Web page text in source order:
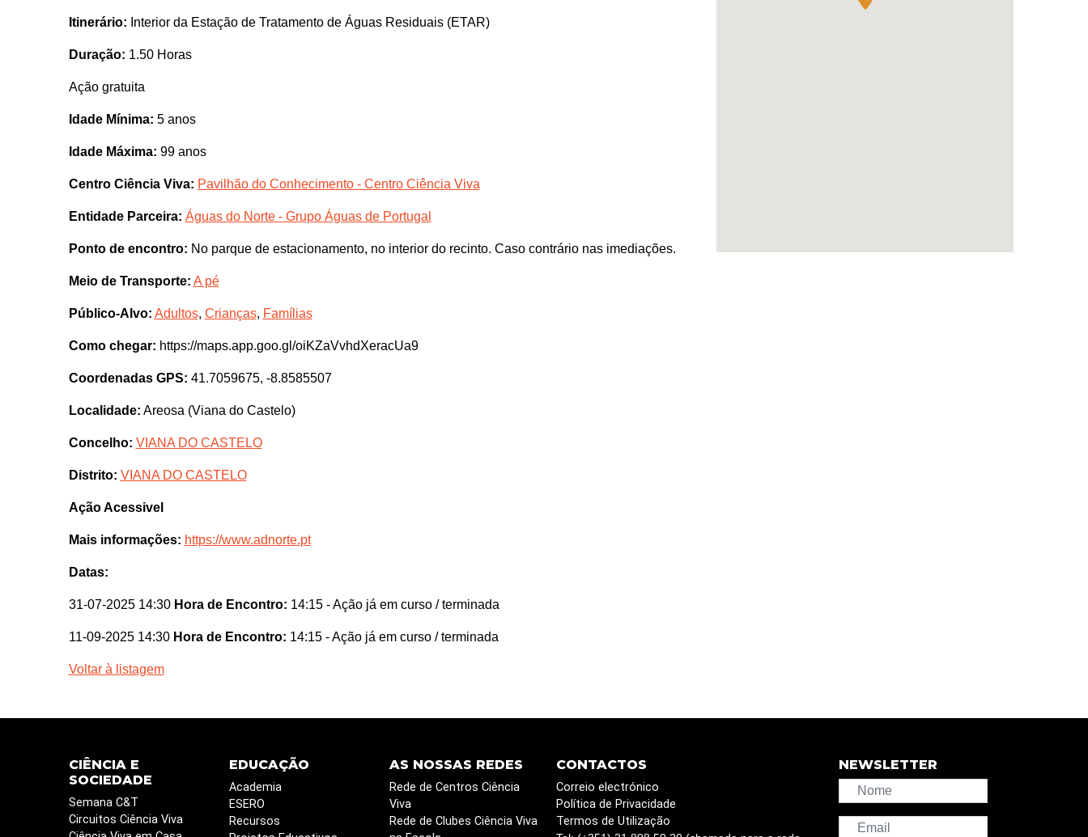
Itinerário: Interior da Estação de Tratamento de Águas Residuais (ETAR)
Duração: 1.50 Horas
Ação gratuita
Idade Mínima: 5 anos
Idade Máxima: 99 anos
Centro Ciência Viva: Pavilhão do Conhecimento - Centro Ciência Viva
Entidade Parceira: Águas do Norte - Grupo Águas de Portugal
Ponto de encontro: No parque de estacionamento, no interior do recinto. Caso contrário nas imediações.
Meio de Transporte: A pé
Público-Alvo: Adultos, Crianças, Famílias
Como chegar: https://maps.app.goo.gl/oiKZaVvhdXeracUa9
Coordenadas GPS: 41.7059675, -8.8585507
Localidade: Areosa (Viana do Castelo)
Concelho: VIANA DO CASTELO
Distrito: VIANA DO CASTELO
Ação Acessivel
Mais informações: https://www.adnorte.pt
Datas:
31-07-2025 14:30 Hora de Encontro: 14:15 - Ação já em curso / terminada
11-09-2025 14:30 Hora de Encontro: 14:15 - Ação já em curso / terminada
Voltar à listagem
CIÊNCIA E
SOCIEDADE
Semana C&T
Circuitos Ciência Viva
EDUCAÇÃO
Academia
ESERO
Recursos
AS NOSSAS REDES
Rede de Centros Ciência
Viva
Rede de Clubes Ciência Viva
CONTACTOS
Correio electrónico
Política de Privacidade
Termos de Utilização
NEWSLETTER